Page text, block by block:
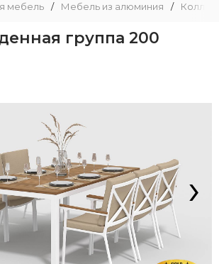
мебель / Мебель из алюминия /
группа 200
›